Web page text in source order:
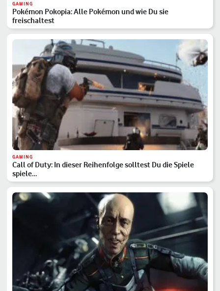
GAMING
Pokémon Pokopia: Alle Pokémon und wie Du sie
freischaltest
GAMING
Call of Duty: In dieser Reihenfolge solltest Du die Spiele
spiele…